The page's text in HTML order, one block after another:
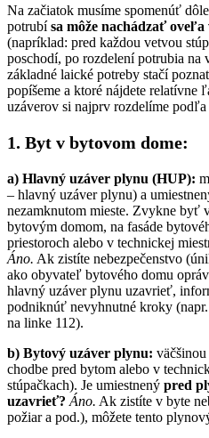
Na začiatok musíme spomenúť
potrubísa môže nachádzať oveľa
(napríklad: pred každou vetvou
poschodí, po rozdelení potrubia na
základné laické potreby stačí
popíšeme a ktoré nájdete relatívne
uzáverov si najprv rozdelíme
1. Byt v bytovom dome:
a) Hlavný uzáver plynu (HUP):
– hlavný uzáver plynu) a
nezamknutom mieste. Zvykne byť
bytovým domom, na fasáde
priestoroch alebo v technickej
Áno. Ak zistíte nebezpečenstvo
ako obyvateľ bytového domu
hlavný uzáver plynu uzavrieť,
podniknúť nevyhnutné kroky
na linke 112).
b) Bytový uzáver plynu: väčšinou
chodbe pred bytom alebo v
stúpačkach). Je umiestnený pred
uzavrieť? Áno. Ak zistíte v byte
požiar a pod.), môžete tento